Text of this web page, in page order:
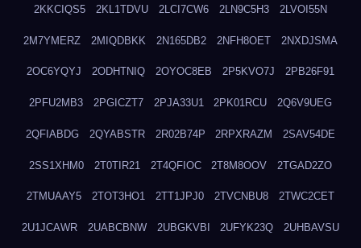
2KKCIQS5 2KL1TDVU 2LCI7CW6 2LN9C5H3 2LVOI55N
2M7YMERZ 2MIQDBKK 2N165DB2 2NFH8OET 2NXDJSMA
2OC6YQYJ 2ODHTNIQ 2OYOC8EB 2P5KVO7J 2PB26F91
2PFU2MB3 2PGICZT7 2PJA33U1 2PK01RCU 2Q6V9UEG
2QFIABDG 2QYABSTR 2R02B74P 2RPXRAZM 2SAV54DE
2SS1XHM0 2T0TIR21 2T4QFIOC 2T8M8OOV 2TGAD2ZO
2TMUAAY5 2TOT3HO1 2TT1JPJ0 2TVCNBU8 2TWC2CET
2U1JCAWR 2UABCBNW 2UBGKVBI 2UFYK23Q 2UHBAVSU